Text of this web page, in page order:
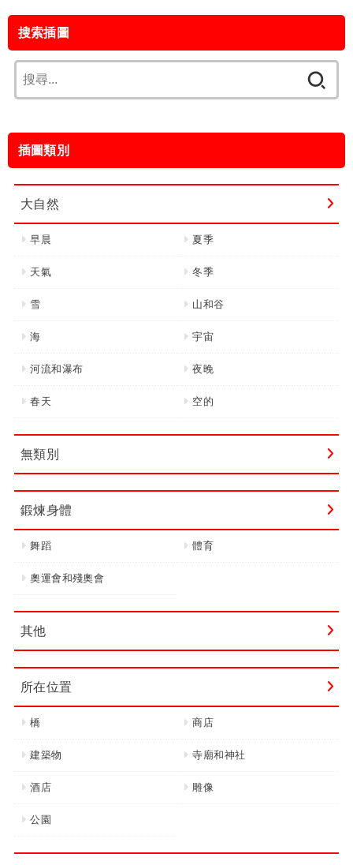
搜索插圖
尋
字:
插圖類別
大自然
早晨 夏季
天氣 冬季
雪 山和谷
海 宇宙
河流和瀑布 夜晚
春天 空的
無類別
鍛煉身體
舞蹈 體育
奧運會和殘奧會
其他
所在位置
橋 商店
建築物 寺廟和神社
酒店 雕像
公園